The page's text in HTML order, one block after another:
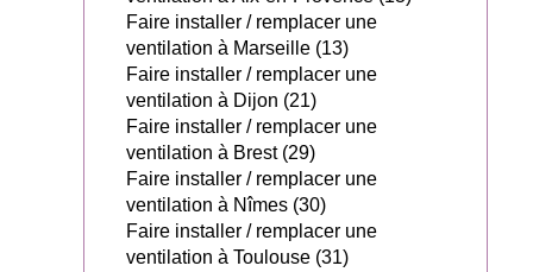
Faire installer / remplacer une
ventilation à Marseille (13)
Faire installer / remplacer une
ventilation à Dijon (21)
Faire installer / remplacer une
ventilation à Brest (29)
Faire installer / remplacer une
ventilation à Nîmes (30)
Faire installer / remplacer une
ventilation à Toulouse (31)